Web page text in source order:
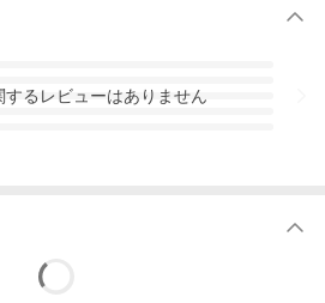
するレビューはありません